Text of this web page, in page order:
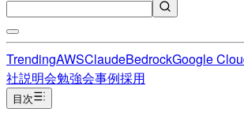
TrendingAWSClaudeBedrockGoogle
社説明会勉強会事例採用
目次